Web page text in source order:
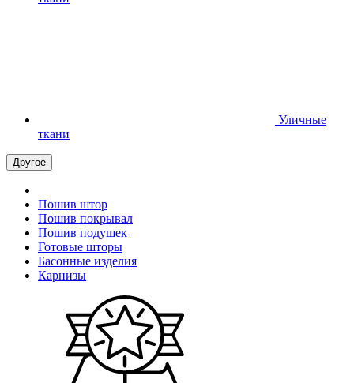
Уличные
ткани
Другое
Пошив штор
Пошив покрывал
Пошив подушек
Готовые шторы
Басонные изделия
Карнизы